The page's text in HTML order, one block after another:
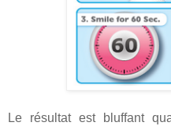
Le résultat est bluffant